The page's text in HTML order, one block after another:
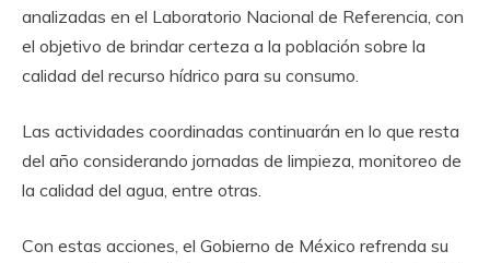
analizadas en el Laboratorio Nacional de Referencia, con
el objetivo de brindar certeza a la población sobre la
calidad del recurso hídrico para su consumo.
Las actividades coordinadas continuarán en lo que resta
del año considerando jornadas de limpieza, monitoreo de
la calidad del agua, entre otras.
Con estas acciones, el Gobierno de México refrenda su